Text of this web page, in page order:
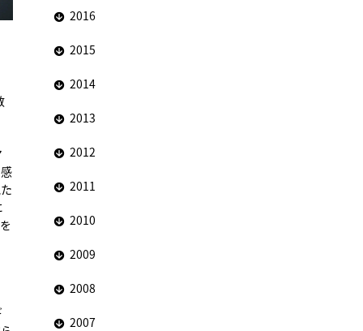
2016
2015
2014
2013
2012
2011
2010
2009
2008
2007